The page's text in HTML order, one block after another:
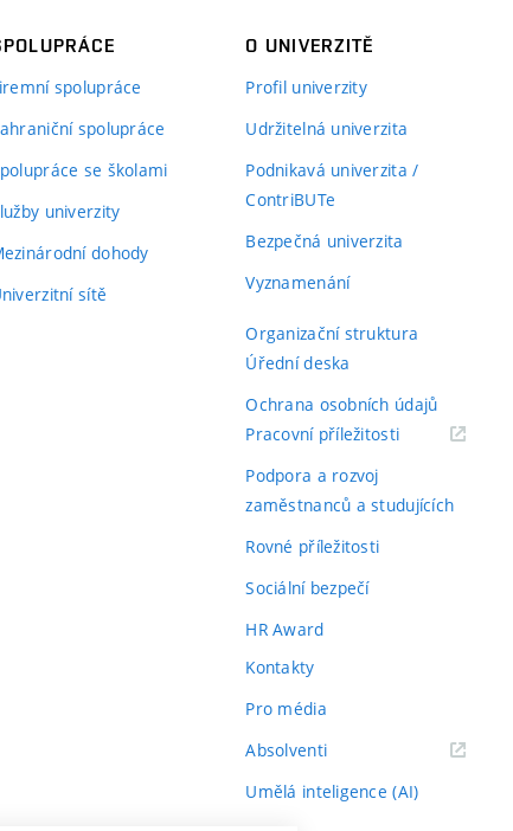
spolupráce
spolupráce
se školami
univerzity
dohody
sítě
O UNIVERZITĚ
Profil univerzity
Udržitelná univerzita
Podnikavá univerzita /
ContriBUTe
Bezpečná univerzita
Vyznamenání
Organizační struktura
Úřední deska
Ochrana osobních údajů
Pracovní příležitosti(externí
Podpora a rozvoj
zaměstnanců a studujících
Rovné příležitosti
Sociální bezpečí
HR Award
Kontakty
Pro média
Absolventi(externí
Umělá inteligence (AI)